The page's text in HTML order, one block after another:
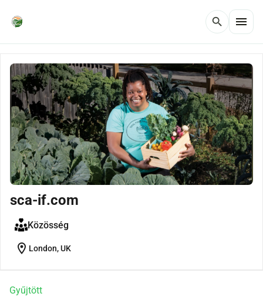
search menu
sca-if.com
Közösség
location_on London, UK
Gyűjtött